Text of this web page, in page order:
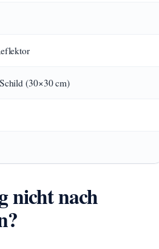
(30×30 cm)
nicht nach